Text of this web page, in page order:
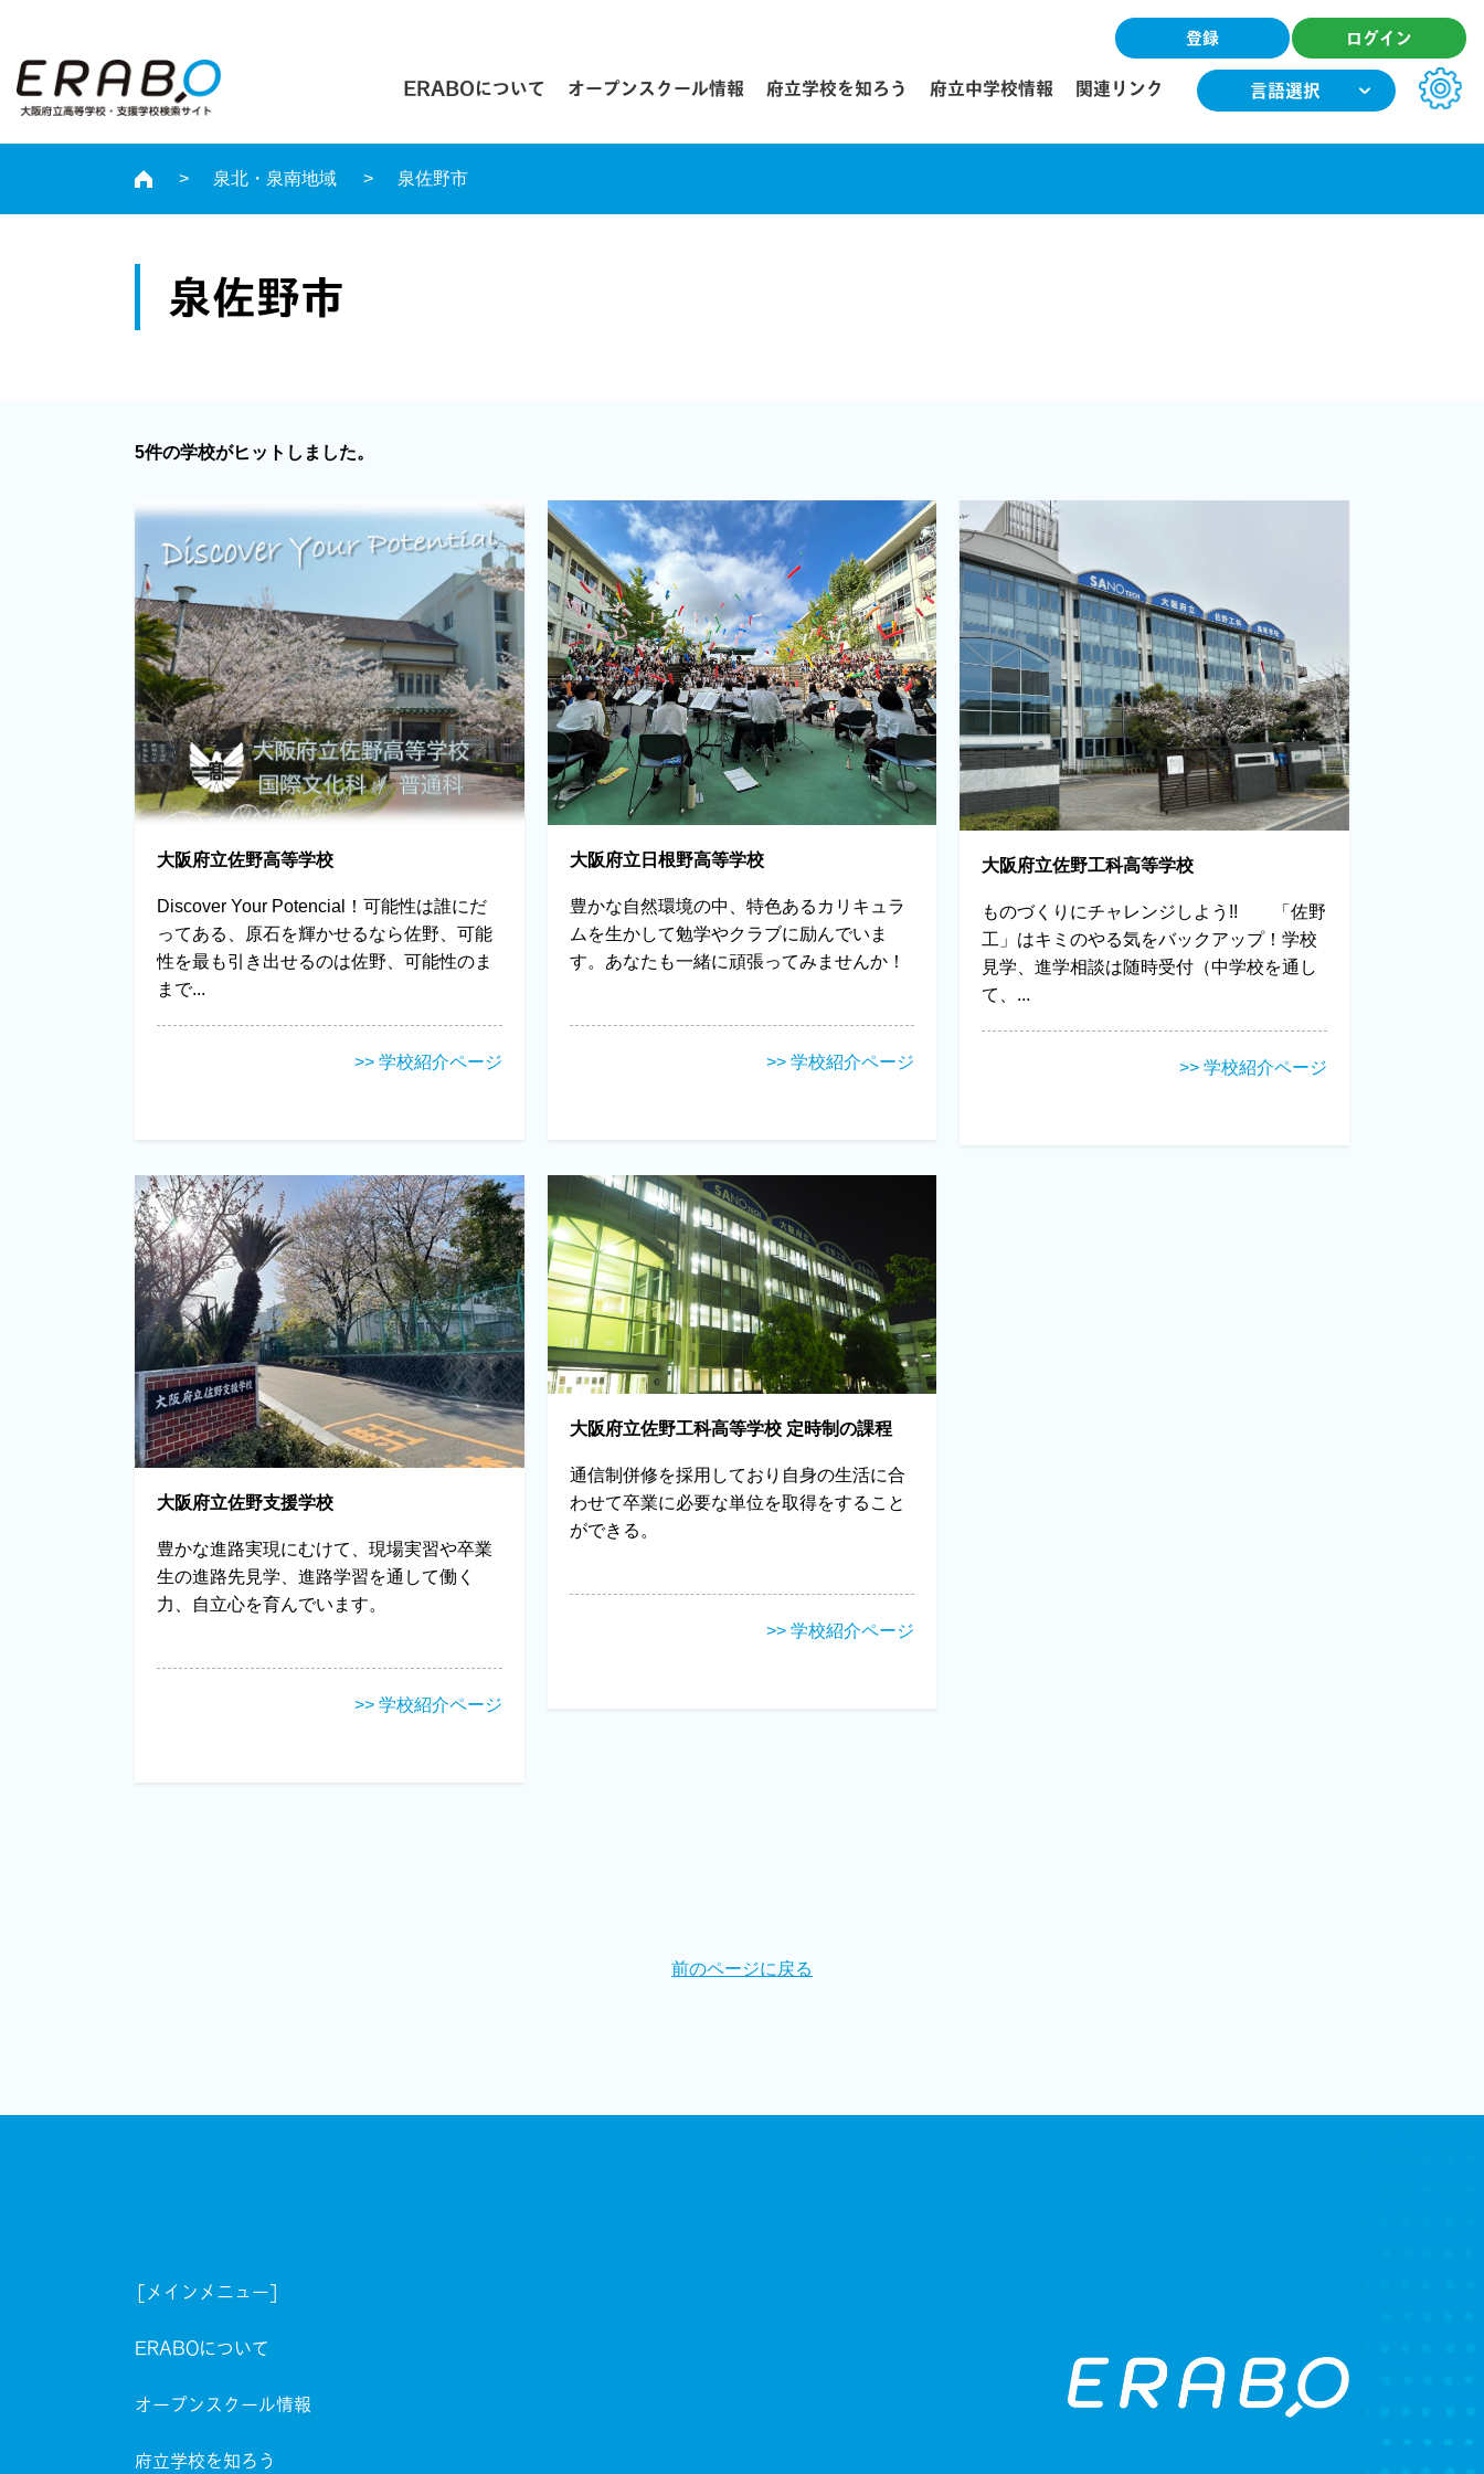
登録 ログイン
ERABOについて オープンスクール情報 府立学校を知ろう 府立中学校情報 関連リンク 言語選択
泉北・泉南地域 泉佐野市
泉佐野市
5件の学校がヒットしました。
大阪府立佐野高等学校
Discover Your Potencial！可能性は誰にだ
ってある、原石を輝かせるなら佐野、可能
性を最も引き出せるのは佐野、可能性のま
まで...
>> 学校紹介ページ
大阪府立日根野高等学校
豊かな自然環境の中、特色あるカリキュラ
ムを生かして勉学やクラブに励んでいま
す。あなたも一緒に頑張ってみませんか！
>> 学校紹介ページ
大阪府立佐野工科高等学校
ものづくりにチャレンジしよう!! 「佐野
工」はキミのやる気をバックアップ！学校
見学、進学相談は随時受付（中学校を通し
て、...
>> 学校紹介ページ
大阪府立佐野支援学校
豊かな進路実現にむけて、現場実習や卒業
生の進路先見学、進路学習を通して働く
力、自立心を育んでいます。
>> 学校紹介ページ
大阪府立佐野工科高等学校 定時制の課程
通信制併修を採用しており自身の生活に合
わせて卒業に必要な単位を取得をすること
ができる。
>> 学校紹介ページ
前のページに戻る
[メインメニュー]
ERABOについて
オープンスクール情報
府立学校を知ろう